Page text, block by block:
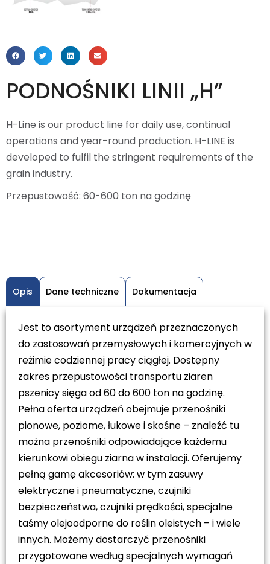
PODNOŚNIKI LINII „H”
H-Line is our product line for daily use, continual
operations and year-round production. H-LINE is
developed to fulfil the stringent requirements of the
grain industry.
Przepustowość: 60-600 ton na godzinę
Opis Dane techniczne Dokumentacja
Jest to asortyment urządzeń przeznaczonych
do zastosowań przemysłowych i komercyjnych w
reżimie codziennej pracy ciągłej. Dostępny
zakres przepustowości transportu ziaren
pszenicy sięga od 60 do 600 ton na godzinę.
Pełna oferta urządzeń obejmuje przenośniki
pionowe, poziome, łukowe i skośne – znaleźć tu
można przenośniki odpowiadające każdemu
kierunkowi obiegu ziarna w instalacji. Oferujemy
pełną gamę akcesoriów: w tym zasuwy
elektryczne i pneumatyczne, czujniki
bezpieczeństwa, czujniki prędkości, specjalne
taśmy olejoodporne do roślin oleistych – i wiele
innych. Możemy dostarczyć przenośniki
przygotowane według specjalnych wymagań